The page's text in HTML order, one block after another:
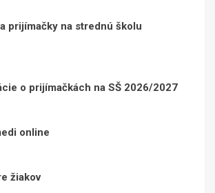
prijímačky na strednú školu
o prijímačkách na SŠ 2026/2027
online
žiakov